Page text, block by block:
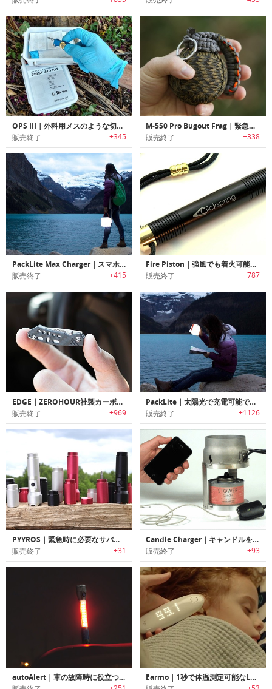
OPS III｜外科用メスのような切れ味のコンパクトポケットナイフ「オプススリー」
販売終了 +345
M-550 Pro Bugout Frag｜緊急時に必要なアイテム満載の手榴弾デザインサバイバルキット
販売終了 +338
PackLite Max Charger｜スマホ充電機能付き空気注入式ソーラーパワーランタン「パックライトマックスチャージャー」
販売終了 +415
Fire Piston｜強風でも着火可能なコンパス付きファイヤースターター「ファイヤーピストン」
販売終了 +787
EDGE｜ZEROHOUR社製カーボンファイバーEDCポケットナイフ「エッジ」
販売終了 +969
PackLite｜太陽光で充電可能で空気で膨らむソーラーパネル搭載LEDランタン「PackLite」シリーズ
販売終了 +1126
PYYROS｜緊急時に必要なサバイバルツールを搭載したフラッシュライト「パイロス」
販売終了 +31
Candle Charger｜キャンドルを使った緊急時の電力発生器「キャンドル・チャージャー」
販売終了 +93
autoAlert｜車の故障時に役立つエマージェンシーライト搭載LEDフラッシュライト「オートアラート」 Earmo｜1秒で体温測定可能なLEDタッチパネル付きの体温計「イヤモ」